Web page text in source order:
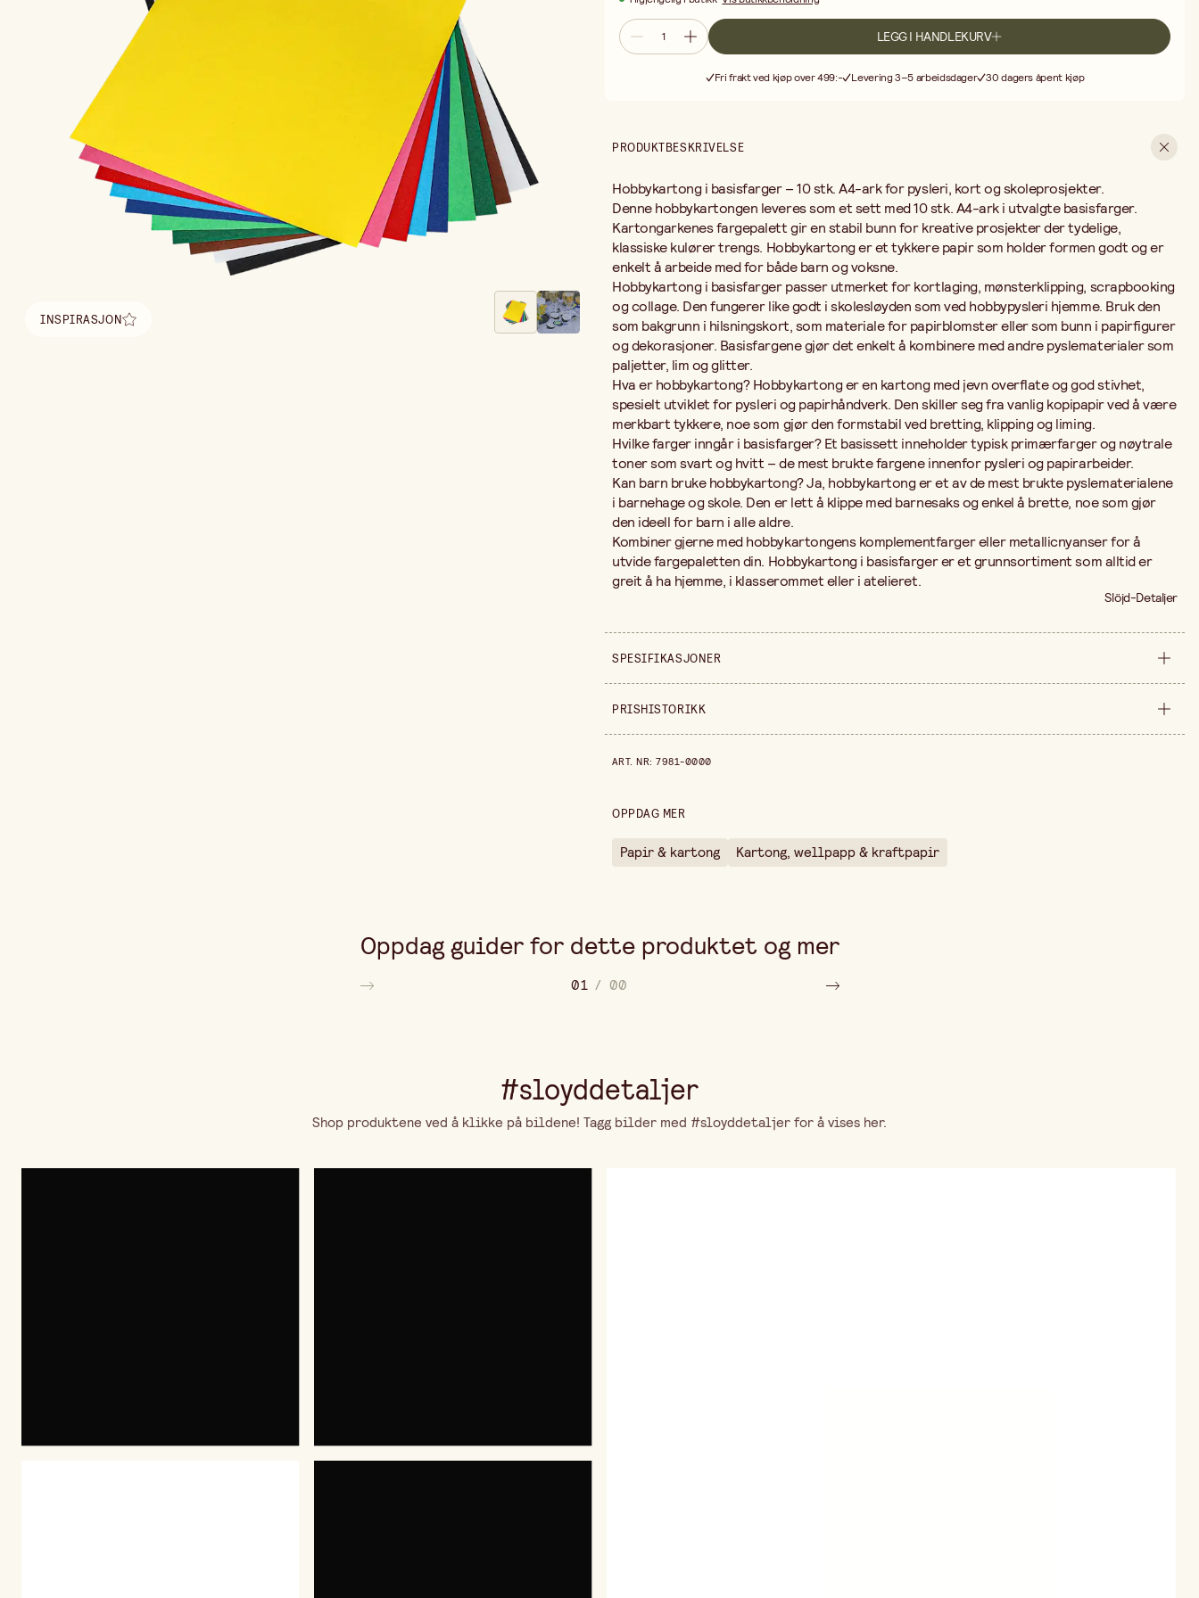
INSPIRASJON
Hva er hobbykartong? Hobbykartong er en kartong med jevn overflate og god stivhet, spesielt utviklet
for pysleri og papirhåndverk. Den skiller seg fra vanlig kopipapir ved å være merkbart tykkere, noe som
Hvilke farger inngår i basisfarger? Et basissett inneholder typisk primærfarger og nøytrale toner som
Kombiner gjerne med hobbykartongens komplementfarger eller metallicnyanser for å utvide
klasserommet eller i atelieret.
LEGG I HANDLEKURV
Fri frakt ved kjøp over 499:- Levering 3–5 arbeidsdager 30 dagers åpent kjøp
PRODUKTBESKRIVELSE
Hobbykartong i basisfarger – 10 stk. A4-ark for pysleri, kort og skoleprosjekter.
Denne hobbykartongen leveres som et sett med 10 stk. A4-ark i utvalgte basisfarger.
Kartongarkenes fargepalett gir en stabil bunn for kreative prosjekter der tydelige,
klassiske kulører trengs. Hobbykartong er et tykkere papir som holder formen godt og er
enkelt å arbeide med for både barn og voksne.
Hobbykartong i basisfarger passer utmerket for kortlaging, mønsterklipping, scrapbooking
og collage. Den fungerer like godt i skolesløyden som ved hobbypysleri hjemme. Bruk den
som bakgrunn i hilsningskort, som materiale for papirblomster eller som bunn i papirfigurer
og dekorasjoner. Basisfargene gjør det enkelt å kombinere med andre pyslematerialer som
paljetter, lim og glitter.
Hva er hobbykartong? Hobbykartong er en kartong med jevn overflate og god stivhet,
spesielt utviklet for pysleri og papirhåndverk. Den skiller seg fra vanlig kopipapir ved å være
merkbart tykkere, noe som gjør den formstabil ved bretting, klipping og liming.
Hvilke farger inngår i basisfarger? Et basissett inneholder typisk primærfarger og nøytrale
toner som svart og hvitt – de mest brukte fargene innenfor pysleri og papirarbeider.
Kan barn bruke hobbykartong? Ja, hobbykartong er et av de mest brukte pyslematerialene
i barnehage og skole. Den er lett å klippe med barnesaks og enkel å brette, noe som gjør
den ideell for barn i alle aldre.
Kombiner gjerne med hobbykartongens komplementfarger eller metallicnyanser for å
utvide fargepaletten din. Hobbykartong i basisfarger er et grunnsortiment som alltid er
greit å ha hjemme, i klasserommet eller i atelieret.
Slöjd-Detaljer
SPESIFIKASJONER
Selges inn forpakning
PRISHISTORIKK
ART. NR:7981-0000
OPPDAG MER
Papir & kartong Kartong, wellpapp & kraftpapir
Oppdag guider for dette produktet og mer
01 / 00
#sloyddetaljer
Shop produktene ved å klikke på bildene! Tagg bilder med #sloyddetaljer for å vises her.